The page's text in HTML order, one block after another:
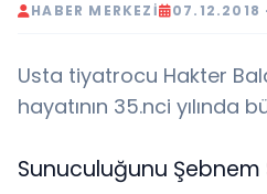
HABER MERKEZI 07.12.2018
Usta tiyatrocu Hakter
hayatının 35.nci yılında
Sunuculuğunu